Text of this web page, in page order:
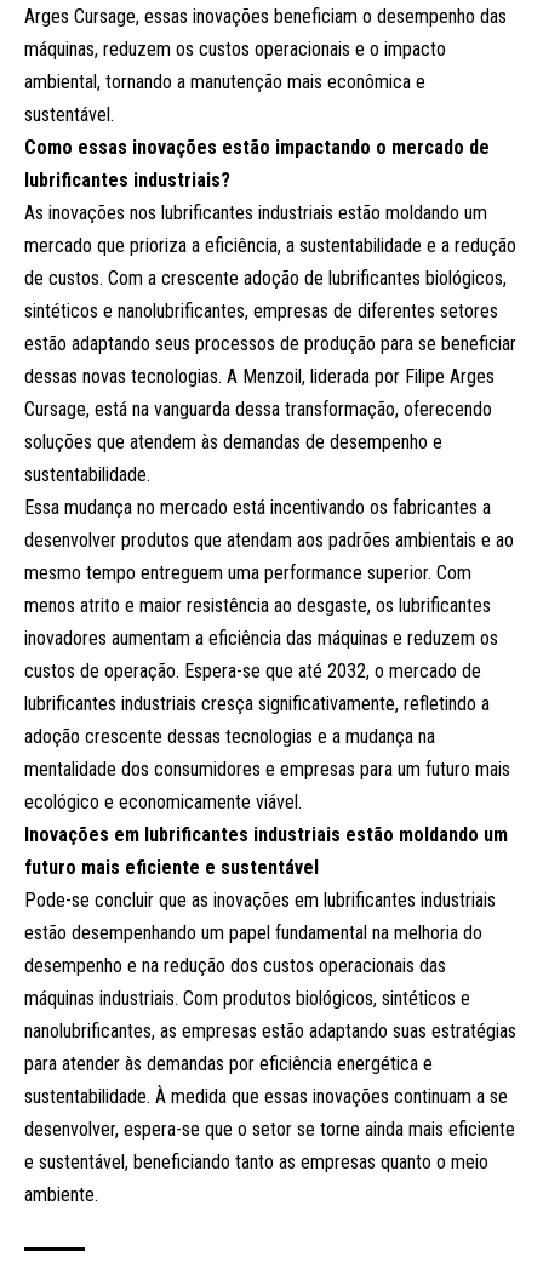
Arges Cursage, essas inovações beneficiam o desempenho das
máquinas, reduzem os custos operacionais e o impacto
ambiental, tornando a manutenção mais econômica e
sustentável.
Como essas inovações estão impactando o mercado de
lubrificantes industriais?
As inovações nos lubrificantes industriais estão moldando um
mercado que prioriza a eficiência, a sustentabilidade e a redução
de custos. Com a crescente adoção de lubrificantes biológicos,
sintéticos e nanolubrificantes, empresas de diferentes setores
estão adaptando seus processos de produção para se beneficiar
dessas novas tecnologias. A Menzoil, liderada por Filipe Arges
Cursage, está na vanguarda dessa transformação, oferecendo
soluções que atendem às demandas de desempenho e
sustentabilidade.
Essa mudança no mercado está incentivando os fabricantes a
desenvolver produtos que atendam aos padrões ambientais e ao
mesmo tempo entreguem uma performance superior. Com
menos atrito e maior resistência ao desgaste, os lubrificantes
inovadores aumentam a eficiência das máquinas e reduzem os
custos de operação. Espera-se que até 2032, o mercado de
lubrificantes industriais cresça significativamente, refletindo a
adoção crescente dessas tecnologias e a mudança na
mentalidade dos consumidores e empresas para um futuro mais
ecológico e economicamente viável.
Inovações em lubrificantes industriais estão moldando um
futuro mais eficiente e sustentável
Pode-se concluir que as inovações em lubrificantes industriais
estão desempenhando um papel fundamental na melhoria do
desempenho e na redução dos custos operacionais das
máquinas industriais. Com produtos biológicos, sintéticos e
nanolubrificantes, as empresas estão adaptando suas estratégias
para atender às demandas por eficiência energética e
sustentabilidade. À medida que essas inovações continuam a se
desenvolver, espera-se que o setor se torne ainda mais eficiente
e sustentável, beneficiando tanto as empresas quanto o meio
ambiente.